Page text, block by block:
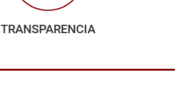
TRANSPARENCIA